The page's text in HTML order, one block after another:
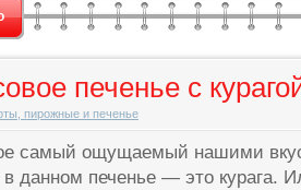
печенье с
пирожные и печенье
самый ощущаемый нашими
в данном печенье — это курага.